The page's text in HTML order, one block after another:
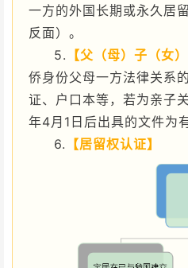
一方的外国长期或永久居
反面）。
5.
【父（母）子（女
侨身份父母一方法律关系
证、户口本等，若为亲子
年4月1日后出具的文件为
6.
【居留权认证】